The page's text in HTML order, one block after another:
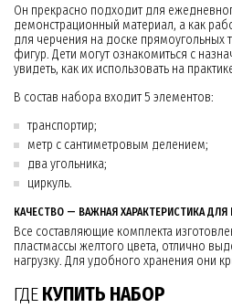
Он прекрасно подходит для
демонстрационный материал, а как
для черчения на доске прямоугольных
фигур. Дети могут ознакомиться с
увидеть, как их использовать на
В состав набора входит 5 элементов:
транспортир;
метр с сантиметровым делением;
два угольника;
циркуль.
КАЧЕСТВО — ВАЖНАЯ ХАРАКТЕРИСТИКА ДЛЯ
Все составляющие комплекта
пластмассы желтого цвета, отлично
нагрузку. Для удобного хранения они
ГДЕКУПИТЬ НАБОР